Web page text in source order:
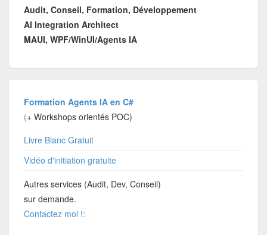
Audit, Conseil, Formation, Développement
AI Integration Architect
MAUI, WPF/WinUI/Agents IA
Formation Agents IA en C#
(+ Workshops orientés POC)
Livre Blanc Gratuit
Vidéo d'initiation gratuite
Autres services (Audit, Dev, Conseil)
sur demande.
Contactez moi !: